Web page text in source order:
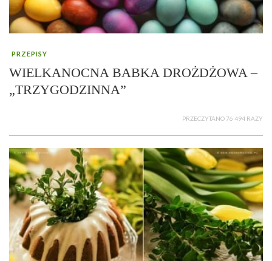
PRZEPISY
WIELKANOCNA BABKA DROŻDŻOWA –
„TRZYGODZINNA”
PRZECZYTANO 76 494 RAZY